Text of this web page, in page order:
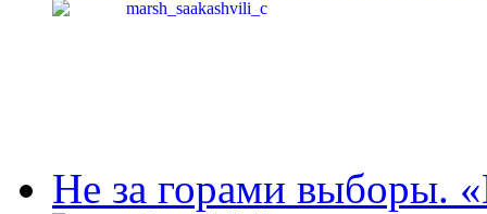
Не за горами выборы.